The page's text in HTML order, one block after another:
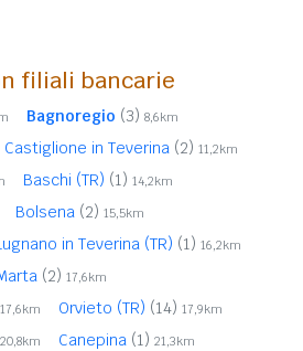
filiali bancarie
Bagnoregio (3) 8,6km
Castiglione in Teverina (2) 11,2km
Baschi (TR) (1) 14,2km
Bolsena (2) 15,5km
in Teverina (TR) (1) 16,2km
(2) 17,6km
17,6km Orvieto (TR) (14) 17,9km
20,8km Canepina (1) 21,3km